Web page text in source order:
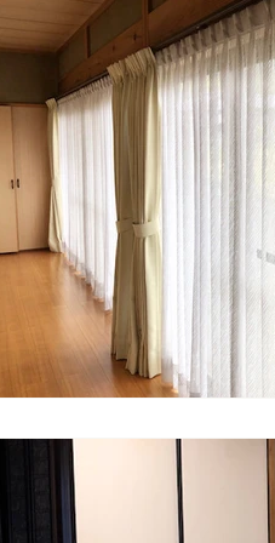
半畳 琉球畳
熊本県産畳表 天然い草
裏返し 床板交換（杉板）